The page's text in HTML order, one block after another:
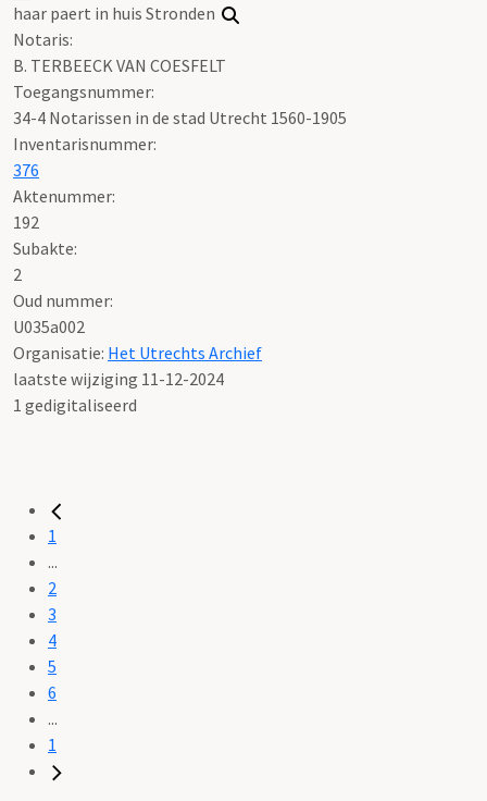
haar paert in huis Stronden
Notaris:
B. TERBEECK VAN COESFELT
Toegangsnummer:
34-4 Notarissen in de stad Utrecht 1560-1905
Inventarisnummer:
376
Aktenummer:
192
Subakte:
2
Oud nummer:
U035a002
Organisatie: Het Utrechts Archief
laatste wijziging 11-12-2024
1 gedigitaliseerd
1
...
2
3
4
5
6
...
1